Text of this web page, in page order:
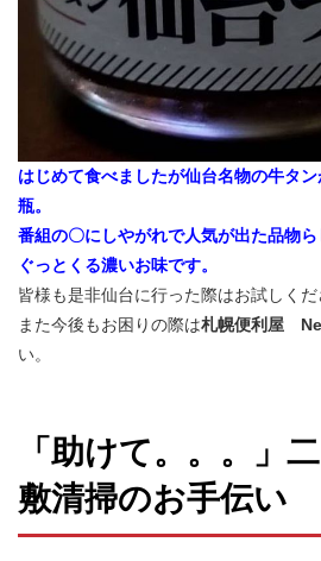
はじめて食べましたが仙台名物の牛タ
瓶。
番組の〇にしやがれで人気が出た品物
ぐっとくる濃いお味です。
皆様も是非仙台に行った際はお試しくだ
また今後もお困りの際は札幌便利屋
い。
「助けて。。。」
敷清掃のお手伝い